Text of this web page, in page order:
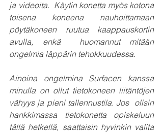
ja videoita.  Käytin konetta myös kotona
toisena koneena nauhoittamaan
pöytäkoneen ruutua kaappauskortin
avulla, enkä  huomannut mitään
ongelmia läppärin tehokkuudessa.
Ainoina ongelmina Surfacen kanssa
minulla on ollut tietokoneen liitäntöjen
vähyys ja pieni tallennustila. Jos  olisin
hankkimassa tietokonetta opiskeluun
tällä hetkellä, saattaisin hyvinkin valita